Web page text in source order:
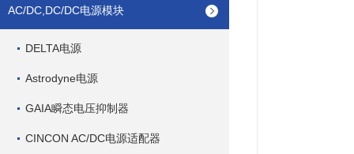
AC/DC,DC/DC电源模块
DELTA电源
Astrodyne电源
GAIA瞬态电压抑制器
CINCON AC/DC电源适配器